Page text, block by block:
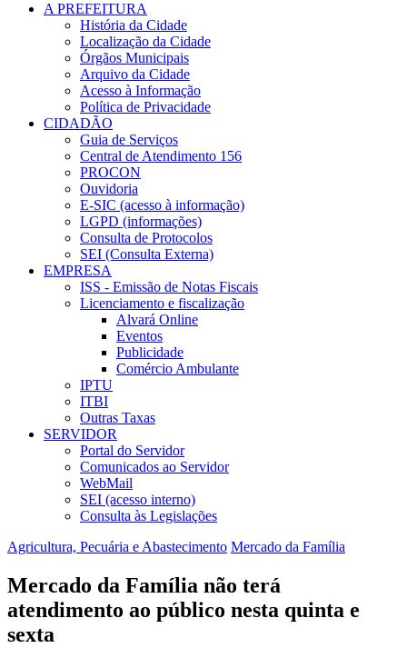
A PREFEITURA
História da Cidade
Localização da Cidade
Órgãos Municipais
Arquivo da Cidade
Acesso à Informação
Política de Privacidade
CIDADÃO
Guia de Serviços
Central de Atendimento 156
PROCON
Ouvidoria
E-SIC (acesso à informação)
LGPD (informações)
Consulta de Protocolos
SEI (Consulta Externa)
EMPRESA
ISS - Emissão de Notas Fiscais
Licenciamento e fiscalização
Alvará Online
Eventos
Publicidade
Comércio Ambulante
IPTU
ITBI
Outras Taxas
SERVIDOR
Portal do Servidor
Comunicados ao Servidor
WebMail
SEI (acesso interno)
Consulta às Legislações
Agricultura, Pecuária e Abastecimento Mercado da Família
Mercado da Família não terá
atendimento ao público nesta quinta e
sexta